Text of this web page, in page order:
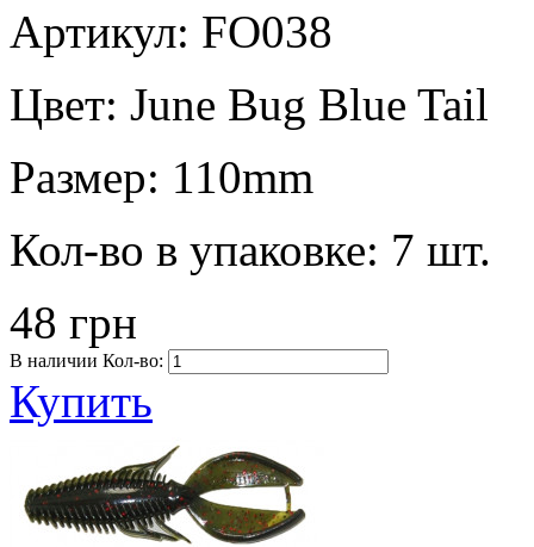
Артикул: FO038
Цвет: June Bug Blue Tail
Размер: 110mm
Кол-во в упаковке: 7 шт.
48 грн
В наличии Кол-во:
Купить